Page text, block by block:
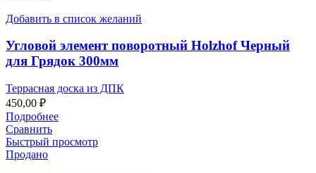
Добавить в список желаний
Угловой элемент поворотный Holzhof Черный
для Грядок 300мм
Террасная доска из ДПК
450,00 ₽
Подробнее
Сравнить
Быстрый просмотр
Продано